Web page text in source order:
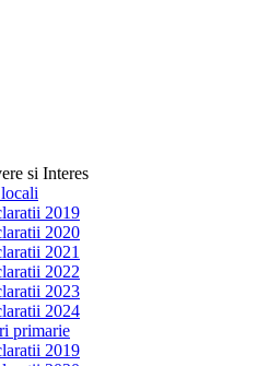
si Interes
2019
2020
2021
2022
2023
2024
primarie
2019